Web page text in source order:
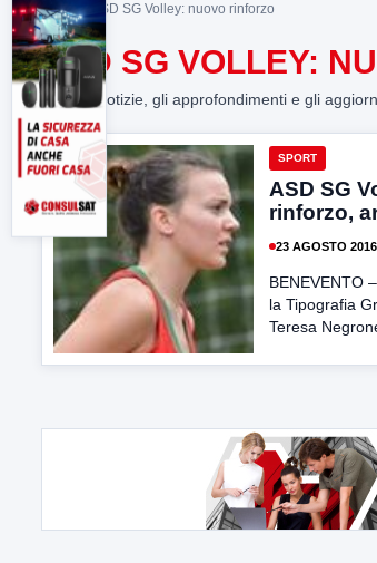
Home> ASD SG Volley: nuovo rinforzo
ASD SG VOLLEY:
Tutte le notizie, gli approfondimenti e gli
SPORT
ASD SG
rinforzo,
23 AGOSTO 2016
BENEVENTO
la Tipografia
Teresa